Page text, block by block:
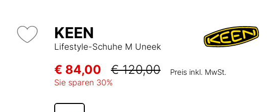
KEEN
Lifestyle-Schuhe M Uneek
€ 84,00 € 120,00 Preis inkl. MwSt.
Sie sparen 30%